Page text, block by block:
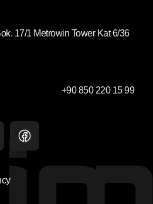
17/1 Metrowin Tower Kat 6/36
+90 850 220 15 99